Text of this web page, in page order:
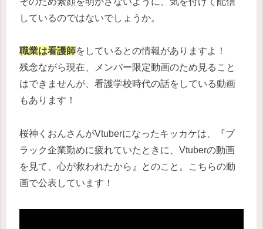
しているのではないでしょうか。
職業は看護師をしているとの情報がありますよ！
残念ながら現在、メンバー限定動画のため見ること
はできませんが、看護学校時代の話をしている動画
もあります！
桜神くおんさんがVtuberになったキッカケは、『ブ
ラック企業勤めに疲れていたときに、Vtuberの動画
を見て、心が救われたから』とのこと。こちらの動
画で公表しています！